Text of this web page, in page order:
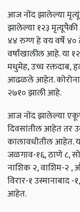
आज नोंद झालेल्या
झालेल्या १२३
४४ रुग्ण हे वय वर्षे
वर्षांखालील आहे. या
मधुमेह, उच्च रक्तदाब,
आढळले आहेत.
२७१० झाली आहे.
आज नोंद झालेल्या
दिवसांतील आहेत तर
कालावधीतील आहेत.
जळगाव-१६, ठाणे ८,
नाशिक २, वाशिम-२ ,
विरार-१
आहेत.